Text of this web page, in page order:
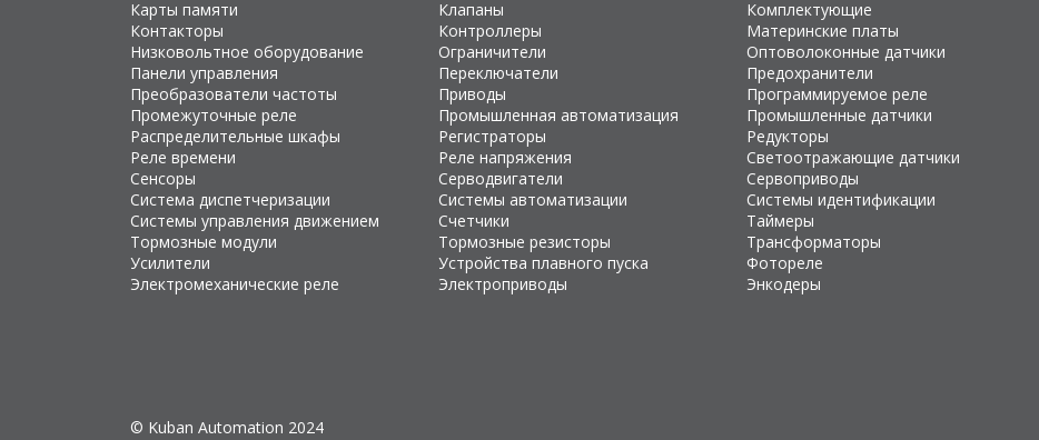
Карты памяти
Клапаны Комплектующие
Контакторы
Контроллеры Материнские платы
Низковольтное оборудование
Ограничители Оптоволоконные датчики
Панели управления
Переключатели Предохранители
Преобразователи частоты
Приводы Программируемое реле
Промежуточные реле
Промышленная автоматизация Промышленные датчики
Распределительные шкафы
Регистраторы Редукторы
Реле времени
Реле напряжения Светоотражающие датчики
Сенсоры
Серводвигатели Сервоприводы
Система диспетчеризации
Системы автоматизации Системы идентификации
Системы управления движением
Счетчики Таймеры
Тормозные модули
Тормозные резисторы Трансформаторы
Усилители
Устройства плавного пуска Фотореле
Электромеханические реле
Электроприводы Энкодеры
© Kuban Automation 2024